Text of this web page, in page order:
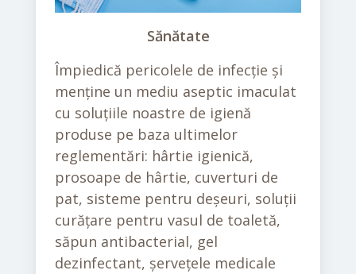
Sănătate
Împiedică pericolele de infecție și
menține un mediu aseptic imaculat
cu soluțiile noastre de igienă
produse pe baza ultimelor
reglementări: hârtie igienică,
prosoape de hârtie, cuverturi de
pat, sisteme pentru deșeuri, soluții
curățare pentru vasul de toaletă,
săpun antibacterial, gel
dezinfectant, șervețele medicale